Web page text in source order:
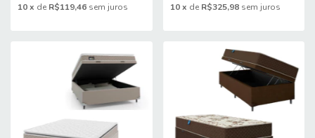
10x de R$119,46 sem juros 10 x de R$325,98 sem juros